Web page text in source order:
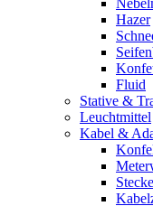
Hazer
Fluid
Stative &
Leuchtmittel
Kabel &